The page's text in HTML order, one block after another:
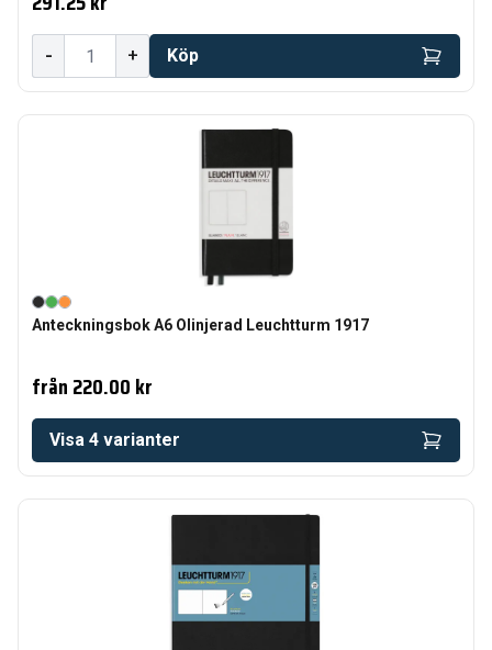
- + Köp
Anteckningsbok A6 Olinjerad Leuchtturm 1917
från220.00 kr
Visa 4 varianter